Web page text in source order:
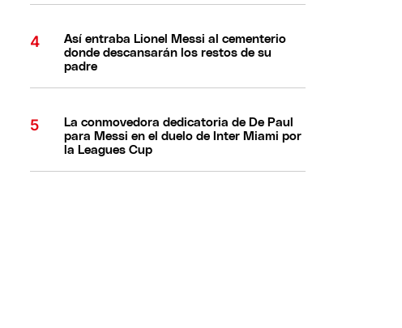
Así entraba Lionel Messi al cementerio
donde descansarán los restos de su
padre
La conmovedora dedicatoria de De Paul
para Messi en el duelo de Inter Miami por
la Leagues Cup